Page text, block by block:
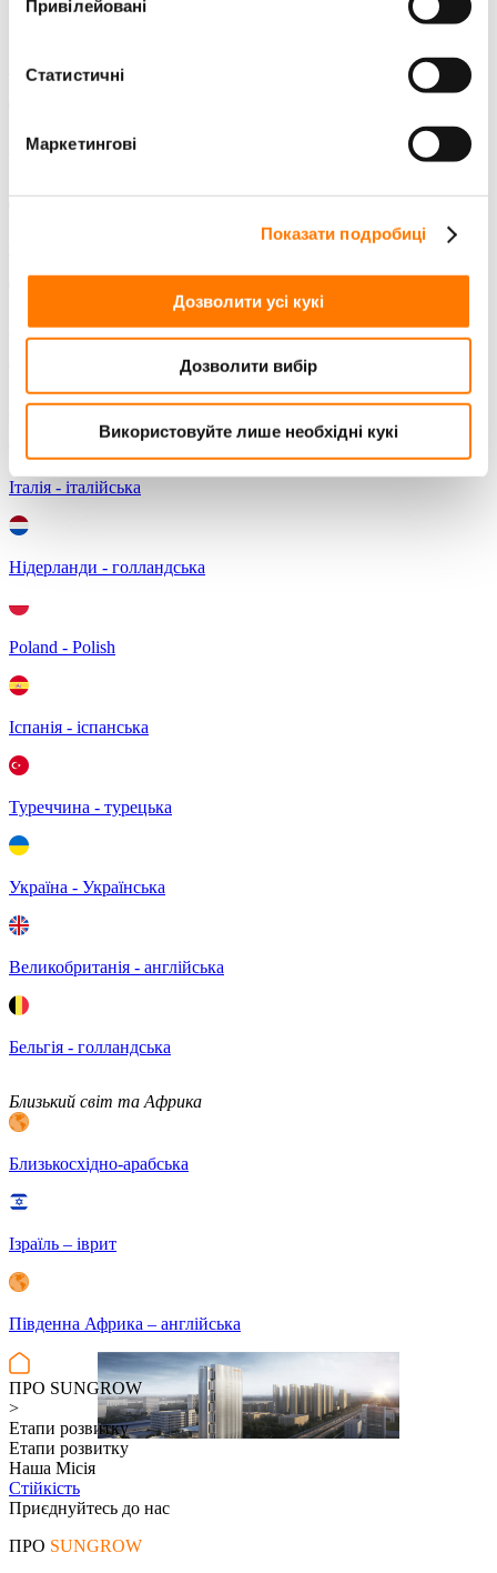
Привілейовані
Статистичні
Маркетингові
Показати подробиці
Дозволити усі кукі
Дозволити вибір
Використовуйте лише необхідні кукі
Корея - корейська
В'єтнам - B'єтнамська
Німеччина - німецька
Греція - грецька
Італія - італійська
Нідерланди - голландська
Poland - Polish
Іспанія - іспанська
Туреччина - турецька
Україна - Українська
Великобританія - англійська
Бельгія - голландська
Близький світ та Африка
Близькосхідно-арабська
Ізраїль – іврит
Південна Африка – англійська
ПРО SUNGROW
>
Етапи розвитку
Етапи розвитку
Наша Місія
Стійкість
Приєднуйтесь до нас
ПРО SUNGROW